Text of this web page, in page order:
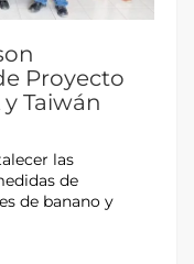
Proyecto
Taiwán
las
de
de banano y